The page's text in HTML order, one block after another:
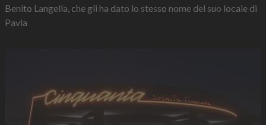
Benito Langella, che gli ha dato lo stesso nome del suo locale di
Pavia